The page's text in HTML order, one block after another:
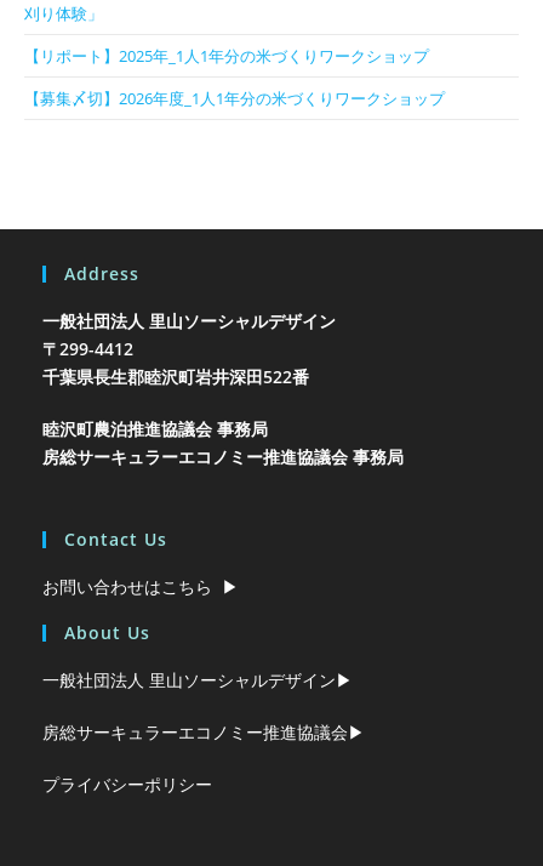
刈り体験」
【リポート】2025年_1人1年分の米づくりワークショップ
【募集〆切】2026年度_1人1年分の米づくりワークショップ
Address
一般社団法人 里山ソーシャルデザイン
〒299-4412
千葉県長生郡睦沢町岩井深田522番
睦沢町農泊推進協議会 事務局
房総サーキュラーエコノミー推進協議会 事務局
Contact Us
お問い合わせはこちら ▶︎
About Us
一般社団法人 里山ソーシャルデザイン▶︎
房総サーキュラーエコノミー推進協議会▶︎
プライバシーポリシー